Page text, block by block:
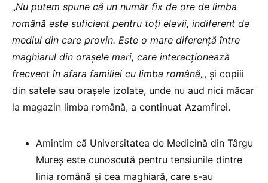
„Nu putem spune că un număr fix de ore de limba
română este suficient pentru toți elevii, indiferent de
mediul din care provin. Este o mare diferență între
maghiarul din orașele mari, care interacționează
frecvent în afara familiei cu limba română„, și copiii
din satele sau orașele izolate, unde nu aud nici măcar
la magazin limba română, a continuat Azamfirei.
Amintim că Universitatea de Medicină din Târgu
Mureș este cunoscută pentru tensiunile dintre
linia română și cea maghiară, care s-au